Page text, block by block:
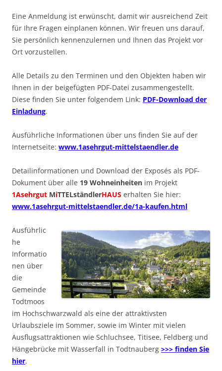
Eine Anmeldung ist erwünscht, damit wir ausreichend Zeit
für Ihre Fragen einplanen können. Wir freuen uns darauf,
Sie persönlich kennenzulernen und Ihnen das Projekt vor
Ort vorzustellen.
Alle Details zu den Terminen und den Objekten haben wir
Ihnen in der beigefügten PDF-Datei zusammengestellt.
Diese finden Sie unter folgendem Link: PDF-Download der
Einladung.
Ausführliche Informationen über uns finden Sie auf der
Internetseite: www.1asehrgut-mittelstaendler.de
Detailinformationen und Download der Exposés als PDF-
Dokument über alle 19 Wohneinheiten im Projekt
1Asehrgut MiTTELständlerHAUS erhalten Sie hier:
www.1asehrgut-mittelstaendler.de/1a-kaufen.html
Ausführlic
he
Informatio
nen über
die
Gemeinde
Todtmoos
im Hochschwarzwald als eine der attraktivsten
Urlaubsziele im Sommer, sowie im Winter mit vielen
Ausflugsattraktionen wie Schluchsee, Titisee, Feldberg und
Hängebrücke mit Wasserfall in Todtnauberg >>> finden Sie
hier.